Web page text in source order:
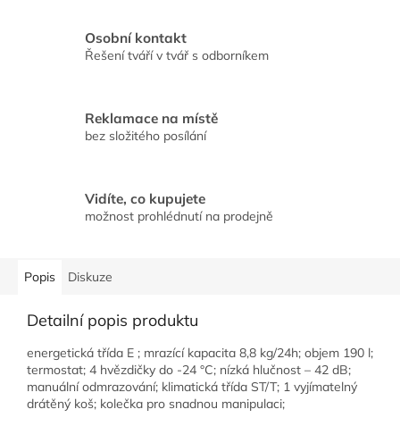
Osobní kontakt
Řešení tváří v tvář s odborníkem
Reklamace na místě
bez složitého posílání
Vidíte, co kupujete
možnost prohlédnutí na prodejně
Popis Diskuze
Detailní popis produktu
energetická třída E ; mrazící kapacita 8,8 kg/24h; objem 190 l;
termostat; 4 hvězdičky do -24 °C; nízká hlučnost – 42 dB;
manuální odmrazování; klimatická třída ST/T; 1 vyjímatelný
drátěný koš; kolečka pro snadnou manipulaci;